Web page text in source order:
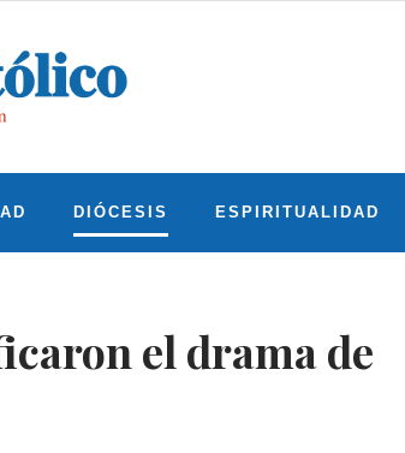
DIÓCESIS ESPIRITUALIDAD
el drama de